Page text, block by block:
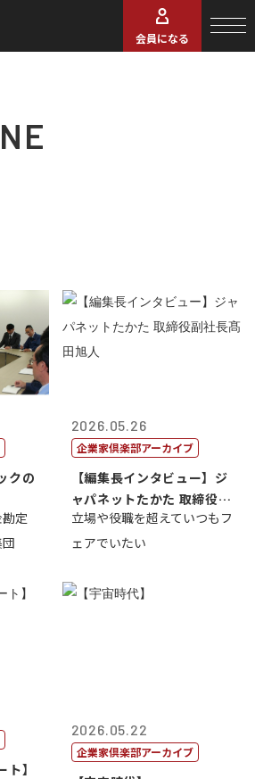
会員になる
クの
定
団
2026.05.26
企業家倶楽部アーカイブ
【編集長インタビュー】ジ
ャパネットたかた 取締役副
社長髙田旭...
立場や役職を超えていつもフ
ェアでいたい
ト】
2026.05.22
企業家倶楽部アーカイブ